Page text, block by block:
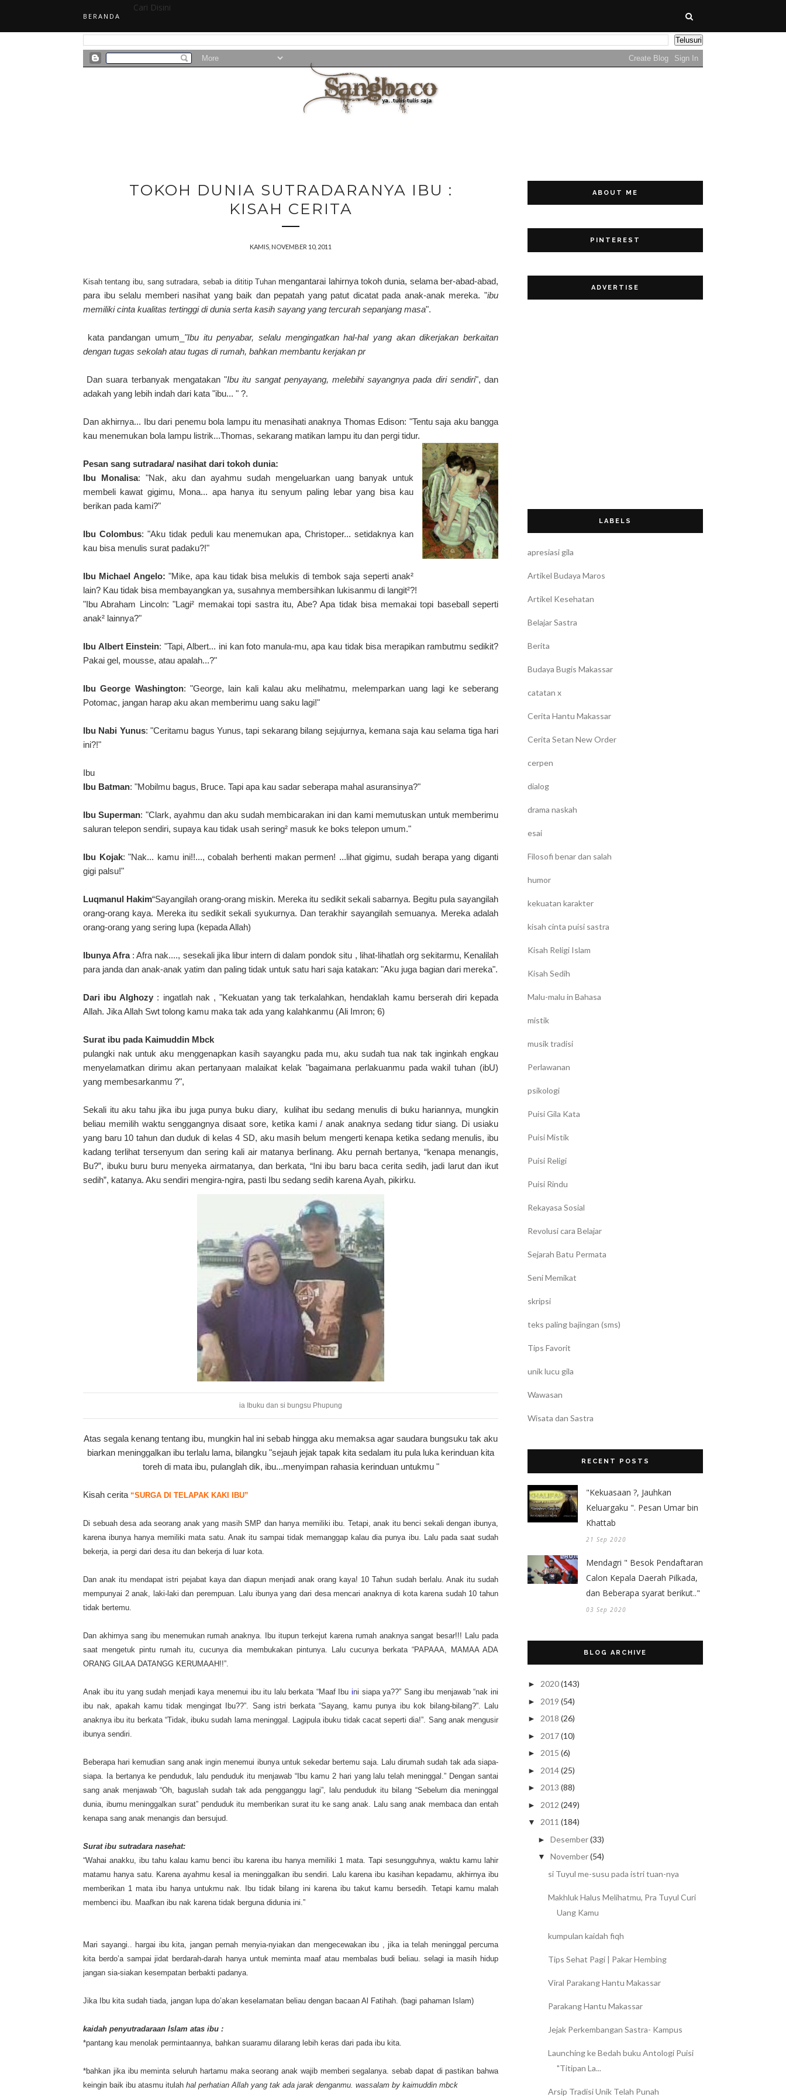
BERANDA
Cari Disini
TOKOH DUNIA SUTRADARANYA IBU :
KISAH CERITA
KAMIS, NOVEMBER 10, 2011
Kisah tentang ibu,sang sutradara, sebab ia dititip Tuhan mengantarai lahirnya tokoh dunia, selama ber-abad-abad,
para ibu selalu memberi nasihat yang baik dan pepatah yang patut dicatat pada anak-anak mereka. "ibu
memiliki cinta kualitas tertinggi di dunia serta kasih sayang yang tercurah sepanjang masa".
kata pandangan umum_ "Ibu itu penyabar, selalu mengingatkan hal-hal yang akan dikerjakan berkaitan
dengan tugas sekolah atau tugas di rumah, bahkan membantu kerjakan pr
Dan suara terbanyak mengatakan "Ibu itu sangat penyayang, melebihi sayangnya pada diri sendiri", dan
adakah yang lebih indah dari kata "ibu... " ?.
Dan akhirnya... Ibu dari penemu bola lampu itu menasihati anaknya Thomas Edison: "Tentu saja aku bangga
kau menemukan bola lampu listrik...Thomas, sekarang matikan lampu itu dan pergi tidur.
Pesan sang sutradara/ nasihat dari tokoh dunia:
Ibu Monalisa: "Nak, aku dan ayahmu sudah mengeluarkan uang banyak untuk
membeli kawat gigimu, Mona... apa hanya itu senyum paling lebar yang bisa kau
berikan pada kami?"
Ibu Colombus: "Aku tidak peduli kau menemukan apa, Christoper... setidaknya kan
kau bisa menulis surat padaku?!"
Ibu Michael Angelo: "Mike, apa kau tidak bisa melukis di tembok saja seperti anak²
lain? Kau tidak bisa membayangkan ya, susahnya membersihkan lukisanmu di langit²?!
"Ibu Abraham Lincoln: "Lagi² memakai topi sastra itu, Abe? Apa tidak bisa memakai topi baseball seperti
anak² lainnya?"
Ibu Albert Einstein: "Tapi, Albert... ini kan foto manula-mu, apa kau tidak bisa merapikan rambutmu sedikit?
Pakai gel, mousse, atau apalah...?"
Ibu George Washington: "George, lain kali kalau aku melihatmu, melemparkan uang lagi ke seberang
Potomac, jangan harap aku akan memberimu uang saku lagi!"
Ibu Nabi Yunus: "Ceritamu bagus Yunus, tapi sekarang bilang sejujurnya, kemana saja kau selama tiga hari
ini?!"
Ibu
Ibu Batman: "Mobilmu bagus, Bruce. Tapi apa kau sadar seberapa mahal asuransinya?"
Ibu Superman: "Clark, ayahmu dan aku sudah membicarakan ini dan kami memutuskan untuk memberimu
saluran telepon sendiri, supaya kau tidak usah sering² masuk ke boks telepon umum."
Ibu Kojak: "Nak... kamu ini!!..., cobalah berhenti makan permen! ...lihat gigimu, sudah berapa yang diganti
gigi palsu!"
Luqmanul Hakim“Sayangilah orang-orang miskin. Mereka itu sedikit sekali sabarnya. Begitu pula sayangilah
orang-orang kaya. Mereka itu sedikit sekali syukurnya. Dan terakhir sayangilah semuanya. Mereka adalah
orang-orang yang sering lupa (kepada Allah)
Ibunya Afra: Afra nak...., sesekali jika libur intern di dalam pondok situ , lihat-lihatlah org sekitarmu, Kenalilah
para janda dan anak-anak yatim dan paling tidak untuk satu hari saja katakan: "Aku juga bagian dari mereka".
Dari ibu Alghozy : ingatlah nak , "Kekuatan yang tak terkalahkan, hendaklah kamu berserah diri kepada
Allah. Jika Allah Swt tolong kamu maka tak ada yang kalahkanmu (Ali Imron; 6)
Surat ibu pada Kaimuddin Mbck
pulangki nak untuk aku menggenapkan kasih sayangku pada mu, aku sudah tua nak tak inginkah engkau
menyelamatkan dirimu akan pertanyaan malaikat kelak "bagaimana perlakuanmu pada wakil tuhan (ibU)
yang membesarkanmu ?",
Sekali itu aku tahu jika ibu juga punya buku diary, kulihat ibu sedang menulis di buku hariannya, mungkin
beliau memilih waktu senggangnya disaat sore, ketika kami / anak anaknya sedang tidur siang. Di usiaku
yang baru 10 tahun dan duduk di kelas 4 SD, aku masih belum mengerti kenapa ketika sedang menulis, ibu
kadang terlihat tersenyum dan sering kali air matanya berlinang. Aku pernah bertanya, “kenapa menangis,
Bu?”, ibuku buru buru menyeka airmatanya, dan berkata, “Ini ibu baru baca cerita sedih, jadi larut dan ikut
sedih”, katanya. Aku sendiri mengira-ngira, pasti Ibu sedang sedih karena Ayah, pikirku.
ia Ibuku dan si bungsu Phupung
Atas segala kenang tentang ibu, mungkin hal ini sebab hingga aku memaksa agar saudara bungsuku tak aku
biarkan meninggalkan ibu terlalu lama, bilangku "sejauh jejak tapak kita sedalam itu pula luka kerinduan kita
toreh di mata ibu, pulanglah dik, ibu...menyimpan rahasia kerinduan untukmu "
Kisah cerita “SURGA DI TELAPAK KAKI IBU”
Di sebuah desa ada seorang anak yang masih SMP dan hanya memiliki ibu. Tetapi, anak itu benci sekali dengan ibunya,
karena ibunya hanya memiliki mata satu. Anak itu sampai tidak memanggap kalau dia punya ibu. Lalu pada saat sudah
bekerja, ia pergi dari desa itu dan bekerja di luar kota.
Dan anak itu mendapat istri pejabat kaya dan diapun menjadi anak orang kaya! 10 Tahun sudah berlalu. Anak itu sudah
mempunyai 2 anak, laki-laki dan perempuan. Lalu ibunya yang dari desa mencari anaknya di kota karena sudah 10 tahun
tidak bertemu.
Dan akhirnya sang ibu menemukan rumah anaknya. Ibu itupun terkejut karena rumah anaknya sangat besar!!! Lalu pada
saat mengetuk pintu rumah itu, cucunya dia membukakan pintunya. Lalu cucunya berkata “PAPAAA, MAMAA ADA
ORANG GILAA DATANGG KERUMAAH!!”.
Anak ibu itu yang sudah menjadi kaya menemui ibu itu lalu berkata “Maaf Ibu ini siapa ya??” Sang ibu menjawab “nak ini
ibu nak, apakah kamu tidak mengingat Ibu??”. Sang istri berkata “Sayang, kamu punya ibu kok bilang-bilang?”. Lalu
anaknya ibu itu berkata “Tidak, ibuku sudah lama meninggal. Lagipula ibuku tidak cacat seperti dia!”. Sang anak mengusir
ibunya sendiri.
Beberapa hari kemudian sang anak ingin menemui ibunya untuk sekedar bertemu saja. Lalu dirumah sudah tak ada siapa-
siapa. Ia bertanya ke penduduk, lalu penduduk itu menjawab “Ibu kamu 2 hari yang lalu telah meninggal.” Dengan santai
sang anak menjawab “Oh, baguslah sudah tak ada pengganggu lagi”, lalu penduduk itu bilang “Sebelum dia meninggal
dunia, ibumu meninggalkan surat” penduduk itu memberikan surat itu ke sang anak. Lalu sang anak membaca dan entah
kenapa sang anak menangis dan bersujud.
Surat ibu sutradara nasehat:
“Wahai anakku, ibu tahu kalau kamu benci ibu karena ibu hanya memiliki 1 mata. Tapi sesungguhnya, waktu kamu lahir
matamu hanya satu. Karena ayahmu kesal ia meninggalkan ibu sendiri. Lalu karena ibu kasihan kepadamu, akhirnya ibu
memberikan 1 mata ibu hanya untukmu nak. Ibu tidak bilang ini karena ibu takut kamu bersedih. Tetapi kamu malah
membenci ibu. Maafkan ibu nak karena tidak berguna didunia ini.”
Mari sayangi.. hargai ibu kita, jangan pernah menyia-nyiakan dan mengecewakan ibu , jika ia telah meninggal percuma
kita berdo’a sampai jidat berdarah-darah hanya untuk meminta maaf atau membalas budi beliau. selagi ia masih hidup
jangan sia-siakan kesempatan berbakti padanya.
Jika Ibu kita sudah tiada, jangan lupa do’akan keselamatan beliau dengan bacaan Al Fatihah. (bagi pahaman Islam)
kaidah penyutradaraan Islam atas ibu :
*pantang kau menolak permintaannya, bahkan suaramu dilarang lebih keras dari pada ibu kita.
*bahkan jika ibu meminta seluruh hartamu maka seorang anak wajib memberi segalanya. sebab dapat di pastikan bahwa
keingin baik ibu atasmu itulah hal perhatian Allah yang tak ada jarak denganmu. wassalam by kaimuddin mbck
ABOUT ME
PINTEREST
ADVERTISE
LABELS
apresiasi gila
Artikel Budaya Maros
Artikel Kesehatan
Belajar Sastra
Berita
Budaya Bugis Makassar
catatan x
Cerita Hantu Makassar
Cerita Setan New Order
cerpen
dialog
drama naskah
esai
Filosofi benar dan salah
humor
kekuatan karakter
kisah cinta puisi sastra
Kisah Religi Islam
Kisah Sedih
Malu-malu in Bahasa
mistik
musik tradisi
Perlawanan
psikologi
Puisi Gila Kata
Puisi Mistik
Puisi Religi
Puisi Rindu
Rekayasa Sosial
Revolusi cara Belajar
Sejarah Batu Permata
Seni Memikat
skripsi
teks paling bajingan (sms)
Tips Favorit
unik lucu gila
Wawasan
Wisata dan Sastra
RECENT POSTS
"Kekuasaan ?, Jauhkan
Keluargaku ". Pesan Umar bin
Khattab
21 Sep 2020
Mendagri " Besok Pendaftaran
Calon Kepala Daerah Pilkada,
dan Beberapa syarat berikut.."
03 Sep 2020
BLOG ARCHIVE
► 2020(143)
► 2019 (54)
► 2018 (26)
► 2017(10)
► 2015 (6)
► 2014(25)
► 2013 (88)
► 2012 (249)
▼ 2011 (184)
► Desember(33)
▼ November(54)
si Tuyul me-susu pada istri tuan-nya
Makhluk Halus Melihatmu, Pra Tuyul Curi
Uang Kamu
kumpulan kaidah fiqh
Tips Sehat Pagi | Pakar Hembing
Viral Parakang Hantu Makassar
Parakang Hantu Makassar
Jejak Perkembangan Sastra- Kampus
Launching ke Bedah buku Antologi Puisi
"Titipan La...
Arsip Tradisi Unik Telah Punah